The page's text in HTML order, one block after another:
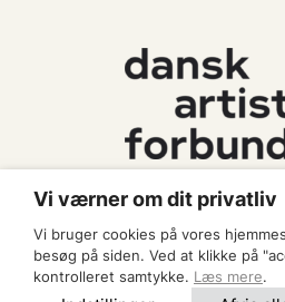
Vi værner om dit privatliv
Vi bruger cookies på vores
besøg på siden. Ved at klikke på
kontrolleret samtykke. Læs mere.